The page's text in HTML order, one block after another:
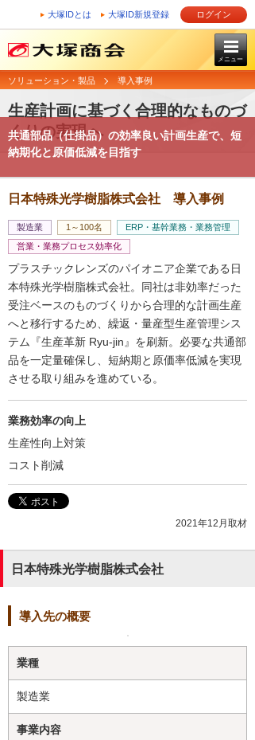
大塚IDとは 大塚ID新規登録 ログイン
メニュー
ソリューション・製品 導入事例
生産計画に基づく合理的なものづ
くりの実現へ
共通部品（仕掛品）の効率良い計画生産で、短
納期化と原価低減を目指す
日本特殊光学樹脂株式会社 導入事例
製造業 1～100名
ERP・基幹業務・業務管理
営業・業務プロセス効率化
プラスチックレンズのパイオニア企業である日
本特殊光学樹脂株式会社。同社は非効率だった
受注ベースのものづくりから合理的な計画生産
へと移行するため、繰返・量産型生産管理シス
テム『生産革新 Ryu-jin』を刷新。必要な共通部
品を一定量確保し、短納期と原価率低減を実現
させる取り組みを進めている。
業務効率の向上
生産性向上対策
コスト削減
2021年12月取材
日本特殊光学樹脂株式会社
導入先の概要
業種
製造業
事業内容